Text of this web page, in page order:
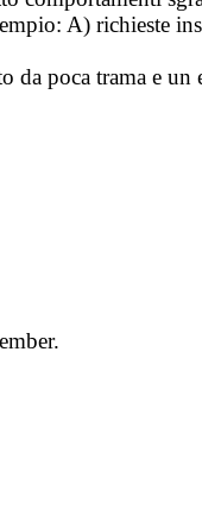
A) richieste
da poca trama e